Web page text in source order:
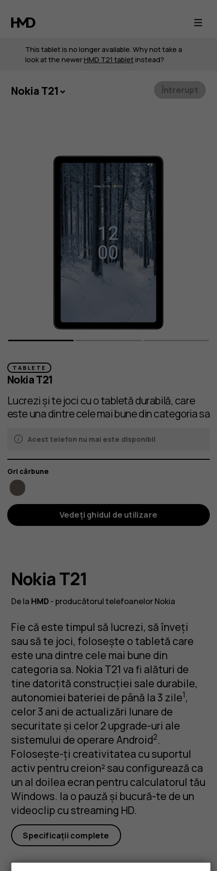
Nokia
T21This tablet is no longer available. Why not take a
look at the newerHMD T21 tablet instead?
Nokia T21 Întrerupt
TABLETE
Nokia T21
Lucrezi și te joci cu o tabletă durabilă, care
este una dintre cele mai bune din categoria sa
Acest telefon nu mai este disponibil
Culoare
Gri cărbune
Vedeți ghidul de utilizare
Nokia T21
De la HMD- producătorul telefoanelor Nokia
Fie că este timpul să lucrezi, să înveți
sau să te joci, folosește o tabletă care
este una dintre cele mai bune din
categoria sa. Nokia T21 va fi alături de
tine datorită construcției sale durabile,
autonomiei bateriei de până la 3 zile1,
celor 3 ani de actualizări lunare de
securitate și celor 2 upgrade-uri ale
sistemului de operare Android2.
Folosește-ți creativitatea cu suportul
activ pentru creion² sau configurează ca
un al doilea ecran pentru calculatorul tău
Windows. Ia o pauză și bucură-te de un
videoclip cu streaming HD.
Specificații complete